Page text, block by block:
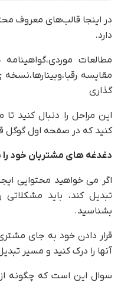
در اینجا قالب‌های معروف
دارد.
مقایسه
گذاری
کنید که در صفحه اول گوگل
دغدغه های مشتریان خود را
اگر می خواهید محتوایی
تبدیل کند، باید مشکلاتی
بشناسید.
قرار دادن خود به جای
آنها را درک کنید و مسیر
سوال این است که چگونه